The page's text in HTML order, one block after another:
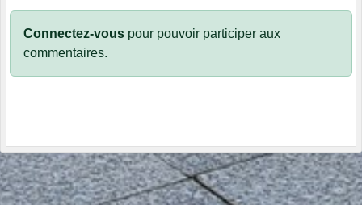
Connectez-vous pour pouvoir participer aux
commentaires.